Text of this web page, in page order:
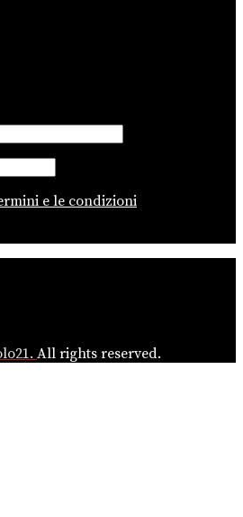
e le condizioni
All rights reserved.